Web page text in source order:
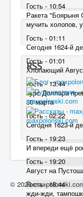
Гость - 10:54
Ракета "Боярыня
мучить холопов,
Гость - 01:11
Сегодня 1624-й
Гость - 01:01
Хлопающий
Гость - 13:44
курс Доллара
30 марта
Гость - 02:22
Сегодня 1623-й
Гость - 19:23
И впереди ещё
Гость - 19:20
Август на
Гость - 18:44
жди-жди,
RSS
maxpolonski.com
maxpolonski.com
© 2026